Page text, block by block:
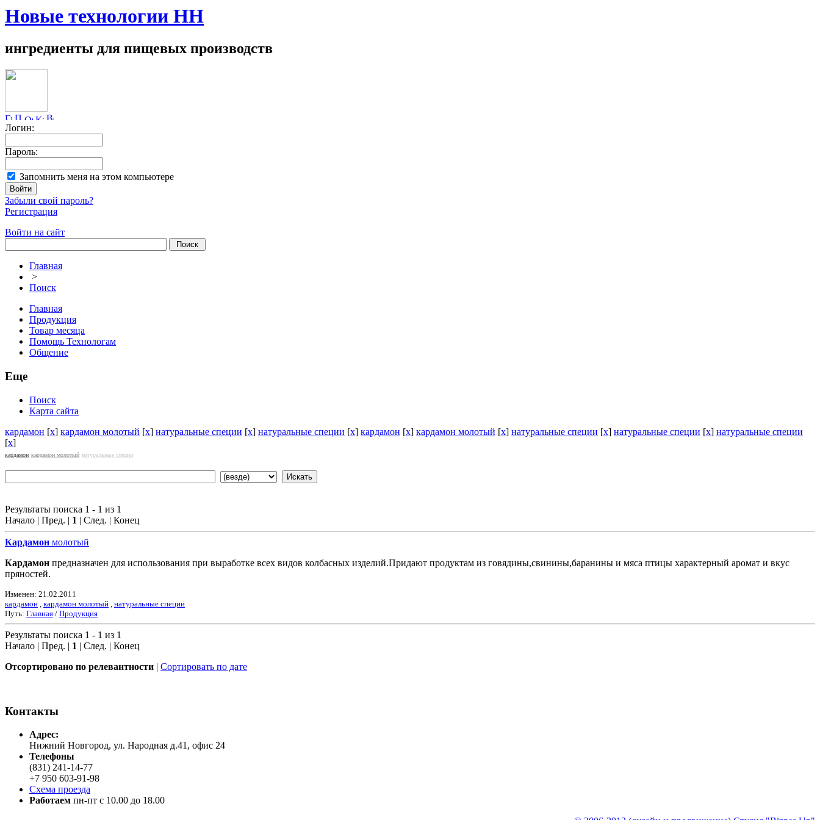
Новые технологии НН
ингредиенты для пищевых производств
Логин:
Пароль:
Запомнить меня на этом компьютере
Забыли свой пароль?
Регистрация
Войти на сайт
Главная
>
Поиск
Главная
Продукция
Товар месяца
Помощь Технологам
Общение
Еще
Поиск
Карта сайта
кардамон [x] кардамон молотый [x] натуральные специи [x] натуральные специи [x] кардамон [x] кардамон молотый [x] натуральные специи [x] натуральные специи [x] натуральные специи
[x]
кардамон кардамон молотый натуральные специи
Результаты поиска 1 - 1 из 1
Начало | Пред. | 1 | След. | Конец
Кардамон молотый
Кардамон предназначен для использования при выработке всех видов колбасных изделий.Придают продуктам из говядины,свинины,баранины и мяса птицы характерный аромат и вкус
пряностей.
Изменен: 21.02.2011
кардамон кардамон молотый натуральные специи
Путь: Главная / Продукция
Результаты поиска 1 - 1 из 1
Начало | Пред. | 1 | След. | Конец
Отсортировано по релевантности | Сортировать по дате
Контакты
Адреc:
Нижний Новгород, ул. Народная д.41, офис 24
Телефоны
(831) 241-14-77
+7 950 603-91-98
Схема проезда
Работаем пн-пт с 10.00 до 18.00